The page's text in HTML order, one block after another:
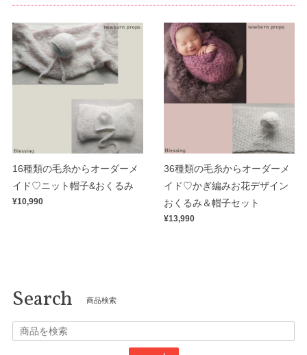
16種類の毛糸からオーダーメ
イド♡ニット帽子&おくるみ
¥10,990
36種類の毛糸からオーダーメ
イド♡かぎ編みお花デザイン
おくるみ＆帽子セット
¥13,990
Search 商品検索